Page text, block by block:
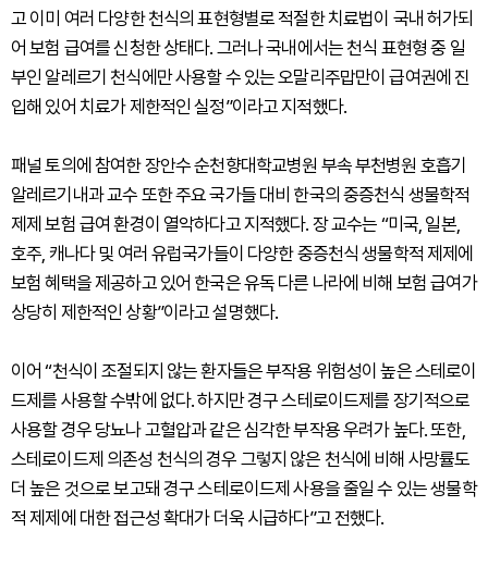
고 이미 여러 다양한 천식의 표현형별로 적절한 치료법이 국내 허가되
어 보험 급여를 신청한 상태다. 그러나 국내에서는 천식 표현형 중 일
부인 알레르기 천식에만 사용할 수 있는 오말리주맙만이 급여권에 진
입해 있어 치료가 제한적인 실정”이라고 지적했다.
패널 토의에 참여한 장안수 순천향대학교병원 부속 부천병원 호흡기
알레르기내과 교수 또한 주요 국가들 대비 한국의 중증천식 생물학적
제제 보험 급여 환경이 열악하다고 지적했다. 장 교수는 “미국, 일본,
호주, 캐나다 및 여러 유럽국가들이 다양한 중증천식 생물학적 제제에
보험 혜택을 제공하고 있어 한국은 유독 다른 나라에 비해 보험 급여가
상당히 제한적인 상황”이라고 설명했다.
이어 “천식이 조절되지 않는 환자들은 부작용 위험성이 높은 스테로이
드제를 사용할 수밖에 없다. 하지만 경구 스테로이드제를 장기적으로
사용할 경우 당뇨나 고혈압과 같은 심각한 부작용 우려가 높다. 또한,
스테로이드제 의존성 천식의 경우 그렇지 않은 천식에 비해 사망률도
더 높은 것으로 보고돼 경구 스테로이드제 사용을 줄일 수 있는 생물학
적 제제에 대한 접근성 확대가 더욱 시급하다”고 전했다.